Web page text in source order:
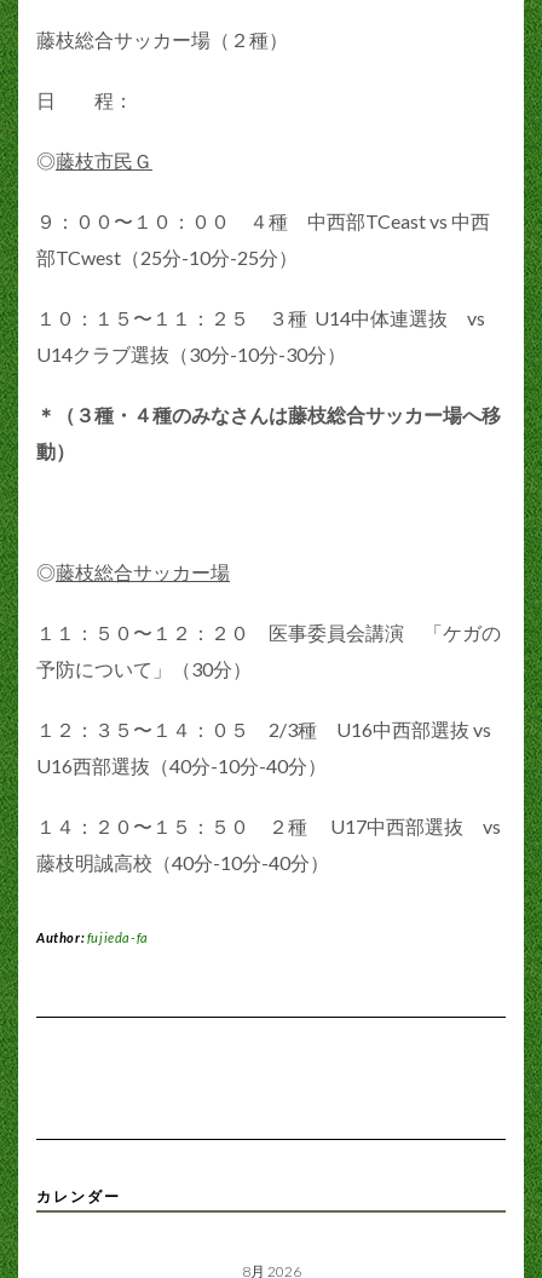
藤枝総合サッカー場（２種）
日 程：
◎藤枝市民Ｇ
９：００〜１０：００ ４種 中西部TCeast vs 中西
部TCwest（25分-10分-25分）
１０：１５〜１１：２５ ３種 U14中体連選抜 vs
U14クラブ選抜（30分-10分-30分）
＊（３種・４種のみなさんは藤枝総合サッカー場へ移
動）
◎藤枝総合サッカー場
１１：５０〜１２：２０ 医事委員会講演 「ケガの
予防について」（30分）
１２：３５〜１４：０５ 2/3種 U16中西部選抜 vs
U16西部選抜（40分-10分-40分）
１４：２０〜１５：５０ ２種 U17中西部選抜 vs
藤枝明誠高校（40分-10分-40分）
Author:fujieda-fa
カレンダー
8月 2026